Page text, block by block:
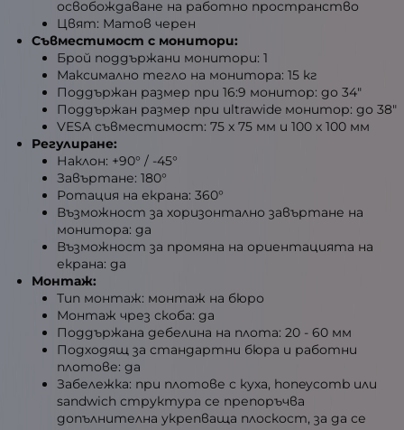
освобождаване на работно пространство
Цвят: Матов черен
Съвместимост с монитори:
Брой поддържани монитори: 1
Максимално тегло на монитора: 15 кг
Поддържан размер при 16:9 монитор: до 34"
Поддържан размер при ultrawide монитор: до 38"
VESA съвместимост: 75 x 75 мм и 100 x 100 мм
Регулиране:
Наклон: +90° / -45°
Завъртане: 180°
Ротация на екрана: 360°
Възможност за хоризонтално завъртане на
монитора: да
Възможност за промяна на ориентацията на
екрана: да
Монтаж:
Тип монтаж: монтаж на бюро
Монтаж чрез скоба: да
Поддържана дебелина на плота: 20 - 60 мм
Подходящ за стандартни бюра и работни
плотове: да
Забележка: при плотове с куха, honeycomb или
sandwich структура се препоръчва
допълнителна укрепваща плоскост, за да се